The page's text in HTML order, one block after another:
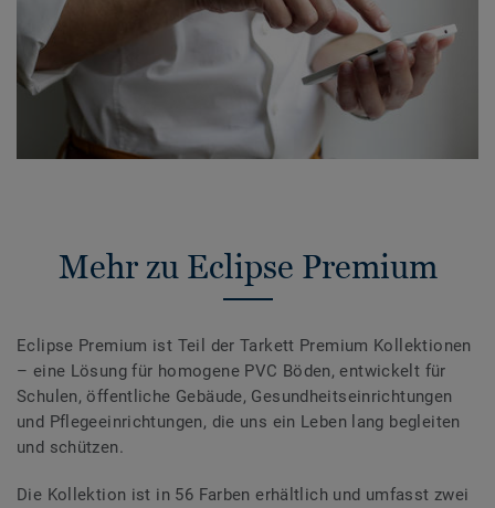
Mehr zu Eclipse Premium
Eclipse Premium ist Teil der Tarkett Premium Kollektionen
– eine Lösung für homogene PVC Böden, entwickelt für
Schulen, öffentliche Gebäude, Gesundheitseinrichtungen
und Pflegeeinrichtungen, die uns ein Leben lang begleiten
und schützen.
Die Kollektion ist in 56 Farben erhältlich und umfasst zwei